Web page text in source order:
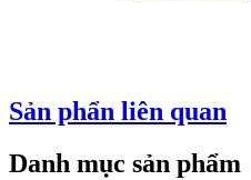
Sản phẩn liên quan
Danh mục sản phẩm